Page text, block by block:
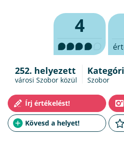
4
252. helyezett
városi Szobor közül Szobor